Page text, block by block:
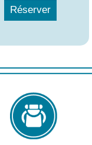
Réserver